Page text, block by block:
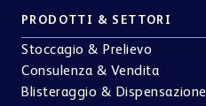
PRODOTTI & SETTORI
Stoccagio & Prelievo
Consulenza & Vendita
Blisteraggio & Dispensazione